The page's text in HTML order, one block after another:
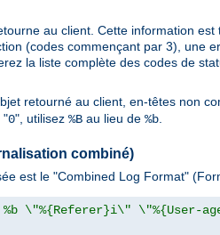
au client. Cette information
(codes commençant par 3), une
la liste complète des codes de
retourné au client, en-têtes non
"0", utilisez %B au lieu de %b.
combiné)
est le "Combined Log Format"
%b \"%{Referer}i\" \"%{User-